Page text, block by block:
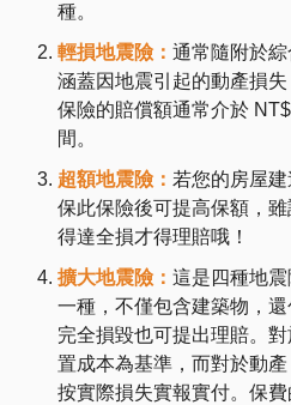
種。
輕損地震險： 通常隨附於
涵蓋因地震引起的動產損
保險的賠償額通常介於
間。
超額地震險： 若您的房屋
保此保險後可提高保額，
得達全損才得理賠哦！
擴大地震險： 這是四種地
一種，不僅包含建築物，
完全損毀也可提出理賠。
置成本為基準，而對於動
按實際損失實報實付。保